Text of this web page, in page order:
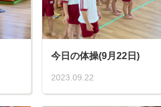
今日の体操(9月22日)
2023.09.22